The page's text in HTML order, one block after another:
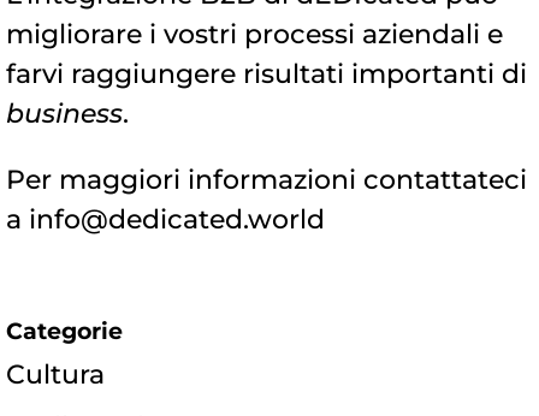
migliorare i vostri processi aziendali e
farvi raggiungere risultati importanti di
business.
Per maggiori informazioni contattateci
a info@dedicated.world
Categorie
Cultura